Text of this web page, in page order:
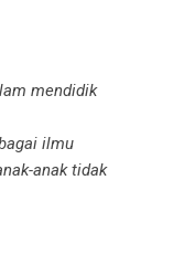
mendidik
ilmu
anak tidak